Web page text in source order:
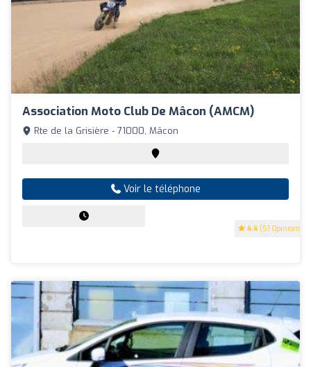
Association Moto Club De Mâcon (AMCM)
4.4 (51 Opinions)
Rte de la Grisière - 71000, Mâcon
Voir le téléphone